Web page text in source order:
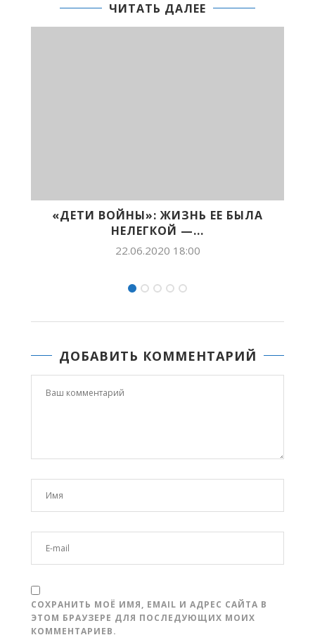
ЧИТАТЬ ДАЛЕЕ
ЕЕ БЫЛА
СЭҺЭН АРДЬАКЫАП –
БИЛЛИИЛЭЭХ
ДОБАВИТЬ КОММЕНТАРИЙ
СОХРАНИТЬ МОЁ ИМЯ, EMAIL И АДРЕС САЙТА В
ЭТОМ БРАУЗЕРЕ ДЛЯ ПОСЛЕДУЮЩИХ МОИХ
КОММЕНТАРИЕВ.